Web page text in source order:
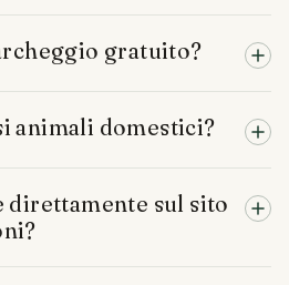
gratuito?
animali domestici?
direttamente sul sito